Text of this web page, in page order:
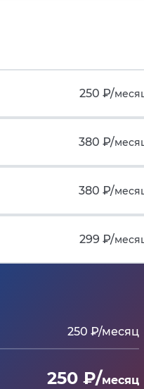
250 ₽/
380 ₽/
380 ₽/
299 ₽/
250 ₽/месяц
250 ₽/месяц